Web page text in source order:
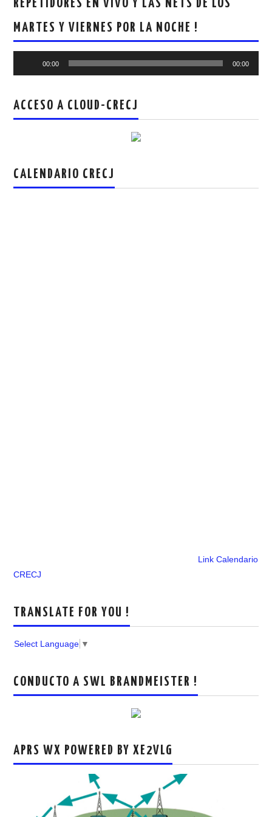
MUMLA APP ( MUY FÁCIL )
REPETIDORES EN VIVO Y LAS NETS DE LOS
MARTES Y VIERNES POR LA NOCHE !
00:00 00:00
ACCESO A CLOUD-CRECJ
CALENDARIO CRECJ
Link Calendario
CRECJ
TRANSLATE FOR YOU !
Select Language ▼
CONDUCTO A SWL BRANDMEISTER !
APRS WX POWERED BY XE2VLG